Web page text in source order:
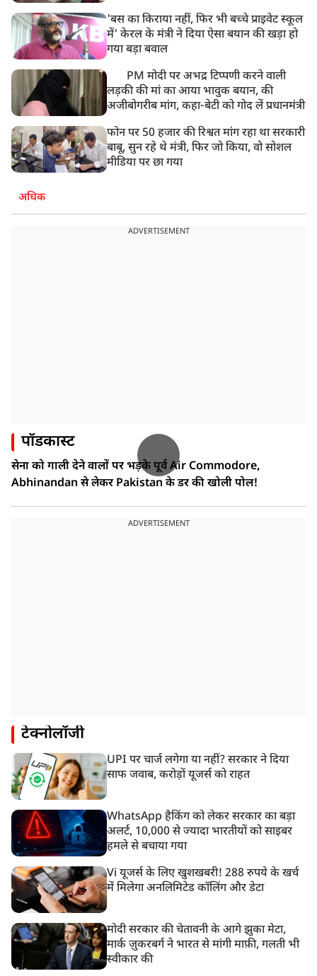
'बस का किराया नहीं, फिर भी बच्चे प्राइवेट स्कूल
में' केरल के मंत्री ने दिया ऐसा बयान की खड़ा हो
गया बड़ा बवाल
PM मोदी पर अभद्र टिप्पणी करने वाली
लड़की की मां का आया भावुक बयान, की
अजीबोगरीब मांग, कहा-बेटी को गोद लें प्रधानमंत्री
फोन पर 50 हजार की रिश्वत मांग रहा था सरकारी
बाबू, सुन रहे थे मंत्री, फिर जो किया, वो सोशल
मीडिया पर छा गया
अधिक
ADVERTISEMENT
पॉडकास्ट
सेना को गाली देने वालों पर भड़के पूर्व Air Commodore,
Abhinandan से लेकर Pakistan के डर की खोली पोल!
ADVERTISEMENT
टेक्नोलॉजी
UPI पर चार्ज लगेगा या नहीं? सरकार ने दिया
साफ जवाब, करोड़ों यूजर्स को राहत
WhatsApp हैकिंग को लेकर सरकार का बड़ा
अलर्ट, 10,000 से ज्यादा भारतीयों को साइबर
हमले से बचाया गया
Vi यूजर्स के लिए खुशखबरी! 288 रुपये के खर्च
में मिलेगा अनलिमिटेड कॉलिंग और डेटा
मोदी सरकार की चेतावनी के आगे झुका मेटा,
मार्क ज़ुकरबर्ग ने भारत से मांगी माफ़ी, गलती भी
स्वीकार की